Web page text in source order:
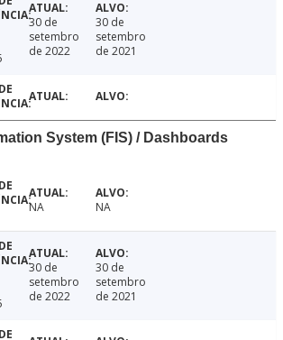
30 de
setembro
de 2022
30 de
setembro
de 2021
System (FIS) / Dashboards
NA NA
30 de
setembro
de 2022
30 de
setembro
de 2021